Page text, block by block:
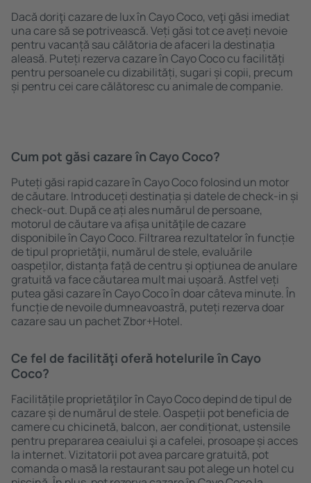
Dacă doriţi cazare de lux în Cayo Coco, veţi găsi imediat
una care să se potrivească. Veți găsi tot ce aveți nevoie
pentru vacanță sau călătoria de afaceri la destinația
aleasă. Puteți rezerva cazare în Cayo Coco cu facilități
pentru persoanele cu dizabilități, sugari și copii, precum
și pentru cei care călătoresc cu animale de companie.
Cum pot găsi cazare în Cayo Coco?
Puteți găsi rapid cazare în Cayo Coco folosind un motor
de căutare. Introduceți destinația și datele de check-in și
check-out. După ce ați ales numărul de persoane,
motorul de căutare va afișa unităţile de cazare
disponibile în Cayo Coco. Filtrarea rezultatelor în funcție
de tipul proprietăţii, numărul de stele, evaluările
oaspeților, distanța față de centru și opțiunea de anulare
gratuită va face căutarea mult mai ușoară. Astfel veți
putea găsi cazare în Cayo Coco în doar câteva minute. În
funcție de nevoile dumneavoastră, puteți rezerva doar
cazare sau un pachet Zbor+Hotel.
Ce fel de facilităţi oferă hotelurile în Cayo
Coco?
Facilitățile proprietăţilor în Cayo Coco depind de tipul de
cazare și de numărul de stele. Oaspeții pot beneficia de
camere cu chicinetă, balcon, aer condiționat, ustensile
pentru prepararea ceaiului şi a cafelei, prosoape și acces
la internet. Vizitatorii pot avea parcare gratuită, pot
comanda o masă la restaurant sau pot alege un hotel cu